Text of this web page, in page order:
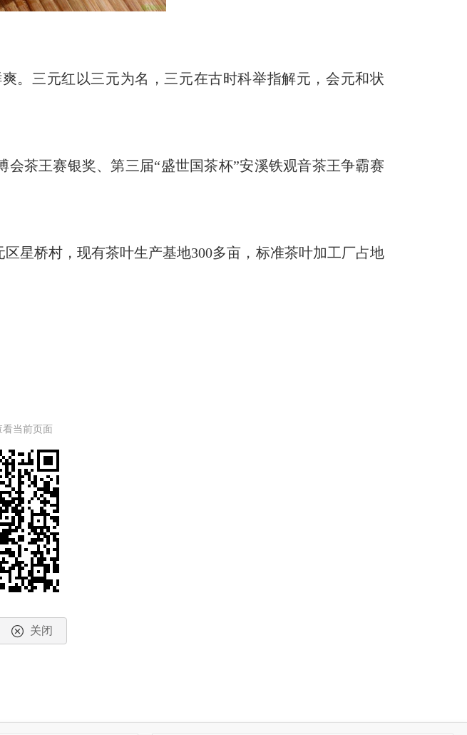
三元红以三元为名，三元在古时科举指解元，会元和状
茶王赛银奖、第三届“盛世国茶杯”安溪铁观音茶王争霸赛
桥村，现有茶叶生产基地300多亩，标准茶叶加工厂占地
看当前页面
关闭